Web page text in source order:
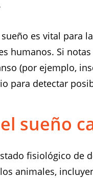
es vital para
humanos. Si
(por ejemplo,
para detectar
sueño
fisiológico de
animales,